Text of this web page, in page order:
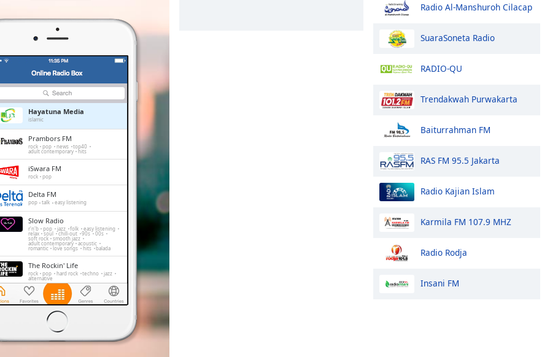
Hayatuna Media
islamic
Prambors FM
rock pop news top40
adult contemporary hits
iSwara FM
rock pop
Delta FM
pop talk easy listening
Slow Radio
r'n'b pop jazz folk easy listening
relax soul chill-out 90s 00s
soft rock smooth jazz
adult contemporary acoustic
romantic love songs hits balada
The Rockin' Life
rock pop hard rock techno jazz
alternative
Trax FM
pop top40 adult contemporary
FeMale Radio
adult contemporary
Dengerin Musik
Radio Al-Manshuroh Cilacap
SuaraSoneta Radio
RADIO-QU
Trendakwah Purwakarta
Baiturrahman FM
RAS FM 95.5 Jakarta
Radio Kajian Islam
Karmila FM 107.9 MHZ
Radio Rodja
Insani FM